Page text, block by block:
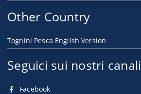
Other Country
Tognini Pesca English Version
Seguici sui nostri canali
Facebook